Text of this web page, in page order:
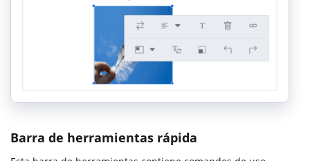
Barra de herramientas rápida